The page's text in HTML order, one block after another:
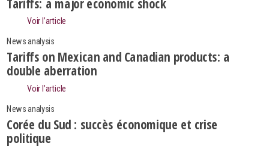
Voir l’article
News analysis
Tariffs on Mexican and Canadian products: a
double aberration
Voir l’article
News analysis
Corée du Sud : succès économique et crise
politique
Search